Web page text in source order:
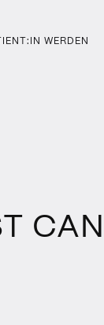
WERDEN